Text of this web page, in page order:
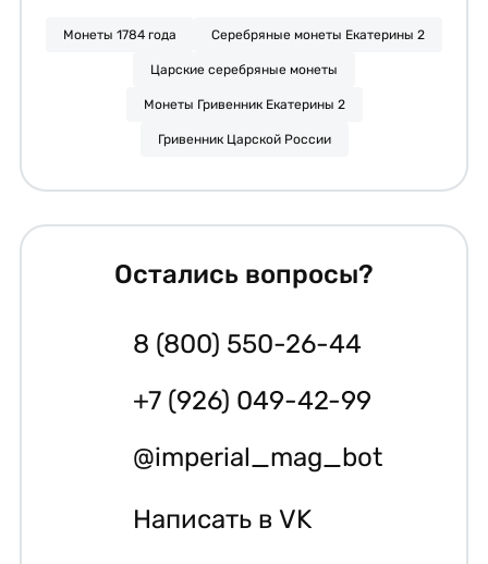
Монеты 1784 года Серебряные монеты Екатерины 2
Царские серебряные монеты
Монеты Гривенник Екатерины 2
Гривенник Царской России
Остались вопросы?
8 (800) 550-26-44
+7 (926) 049-42-99
@imperial_mag_bot
Написать в VK